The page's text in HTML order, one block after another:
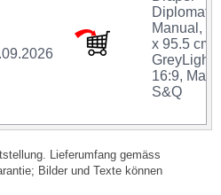
Diplomat
Manual,
x 95.5 cm,
GreyLight,
16:9,
S&Q
Lieferumfang gemäss
Bilder und Texte können